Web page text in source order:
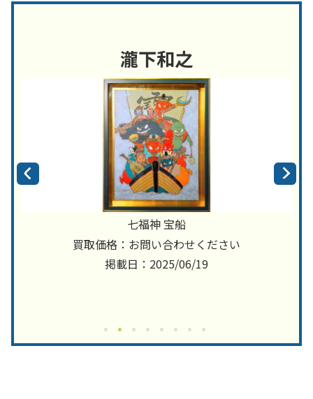
瀧下和之
七福神 宝船
買取価格：お問い合わせください
掲載日：2025/06/19